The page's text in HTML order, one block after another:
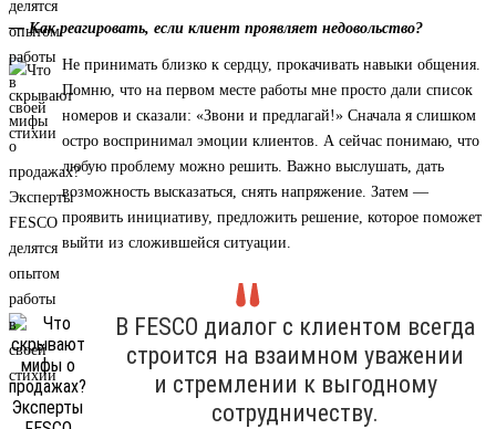
— Как реагировать, если клиент проявляет недовольство?
Не принимать близко к сердцу, прокачивать навыки общения.
Помню, что на первом месте работы мне просто дали список
номеров и сказали: «Звони и предлагай!» Сначала я слишком
остро воспринимал эмоции клиентов. А сейчас понимаю, что
любую проблему можно решить. Важно выслушать, дать
возможность высказаться, снять напряжение. Затем —
проявить инициативу, предложить решение, которое поможет
выйти из сложившейся ситуации.
В FESCO диалог с клиентом всегда
строится на взаимном уважении
и стремлении к выгодному
сотрудничеству.